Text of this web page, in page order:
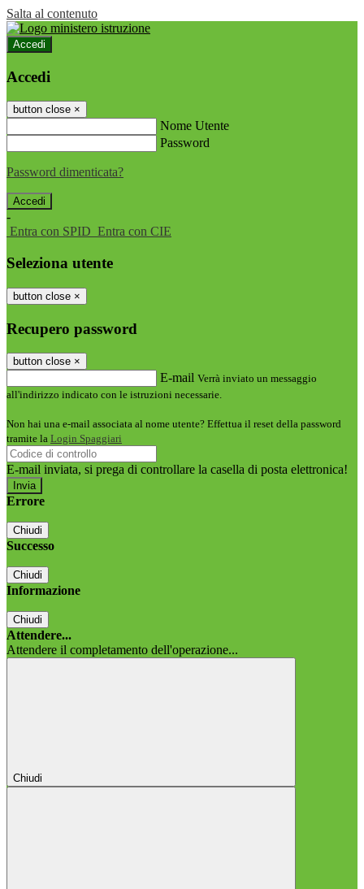
Salta al contenuto
Accedi
Accedi
button close ×
Nome Utente
Password
Password dimenticata?
-
Entra con SPID Entra con CIE
Seleziona utente
button close ×
Recupero password
button close ×
E-mail Verrà inviato un messaggio
all'indirizzo indicato con le istruzioni necessarie.
Non hai una e-mail associata al nome utente? Effettua il reset della password
tramite la Login Spaggiari
E-mail inviata, si prega di controllare la casella di posta elettronica!
Errore
Chiudi
Successo
Chiudi
Informazione
Chiudi
Attendere...
Attendere il completamento dell'operazione...
Chiudi